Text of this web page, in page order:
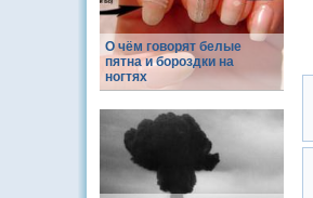
О чём говорят белые
пятна и бороздки на
ногтях